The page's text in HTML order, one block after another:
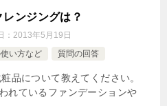
ンジングは？
： 2013年5月19日
い方など 質問の回答
品について教えてください。
れているファンデーションや